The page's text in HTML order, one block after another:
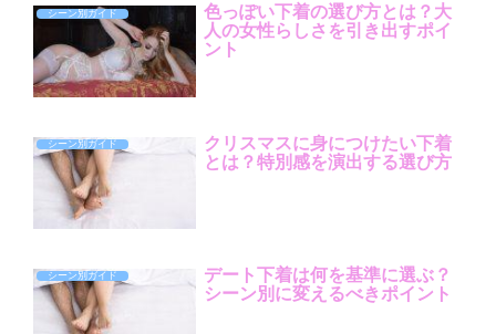
シーン別ガイド
色っぽい下着の選び方とは？大
人の女性らしさを引き出すポイ
ント
シーン別ガイド
クリスマスに身につけたい下着
とは？特別感を演出する選び方
シーン別ガイド
デート下着は何を基準に選ぶ？
シーン別に変えるべきポイント